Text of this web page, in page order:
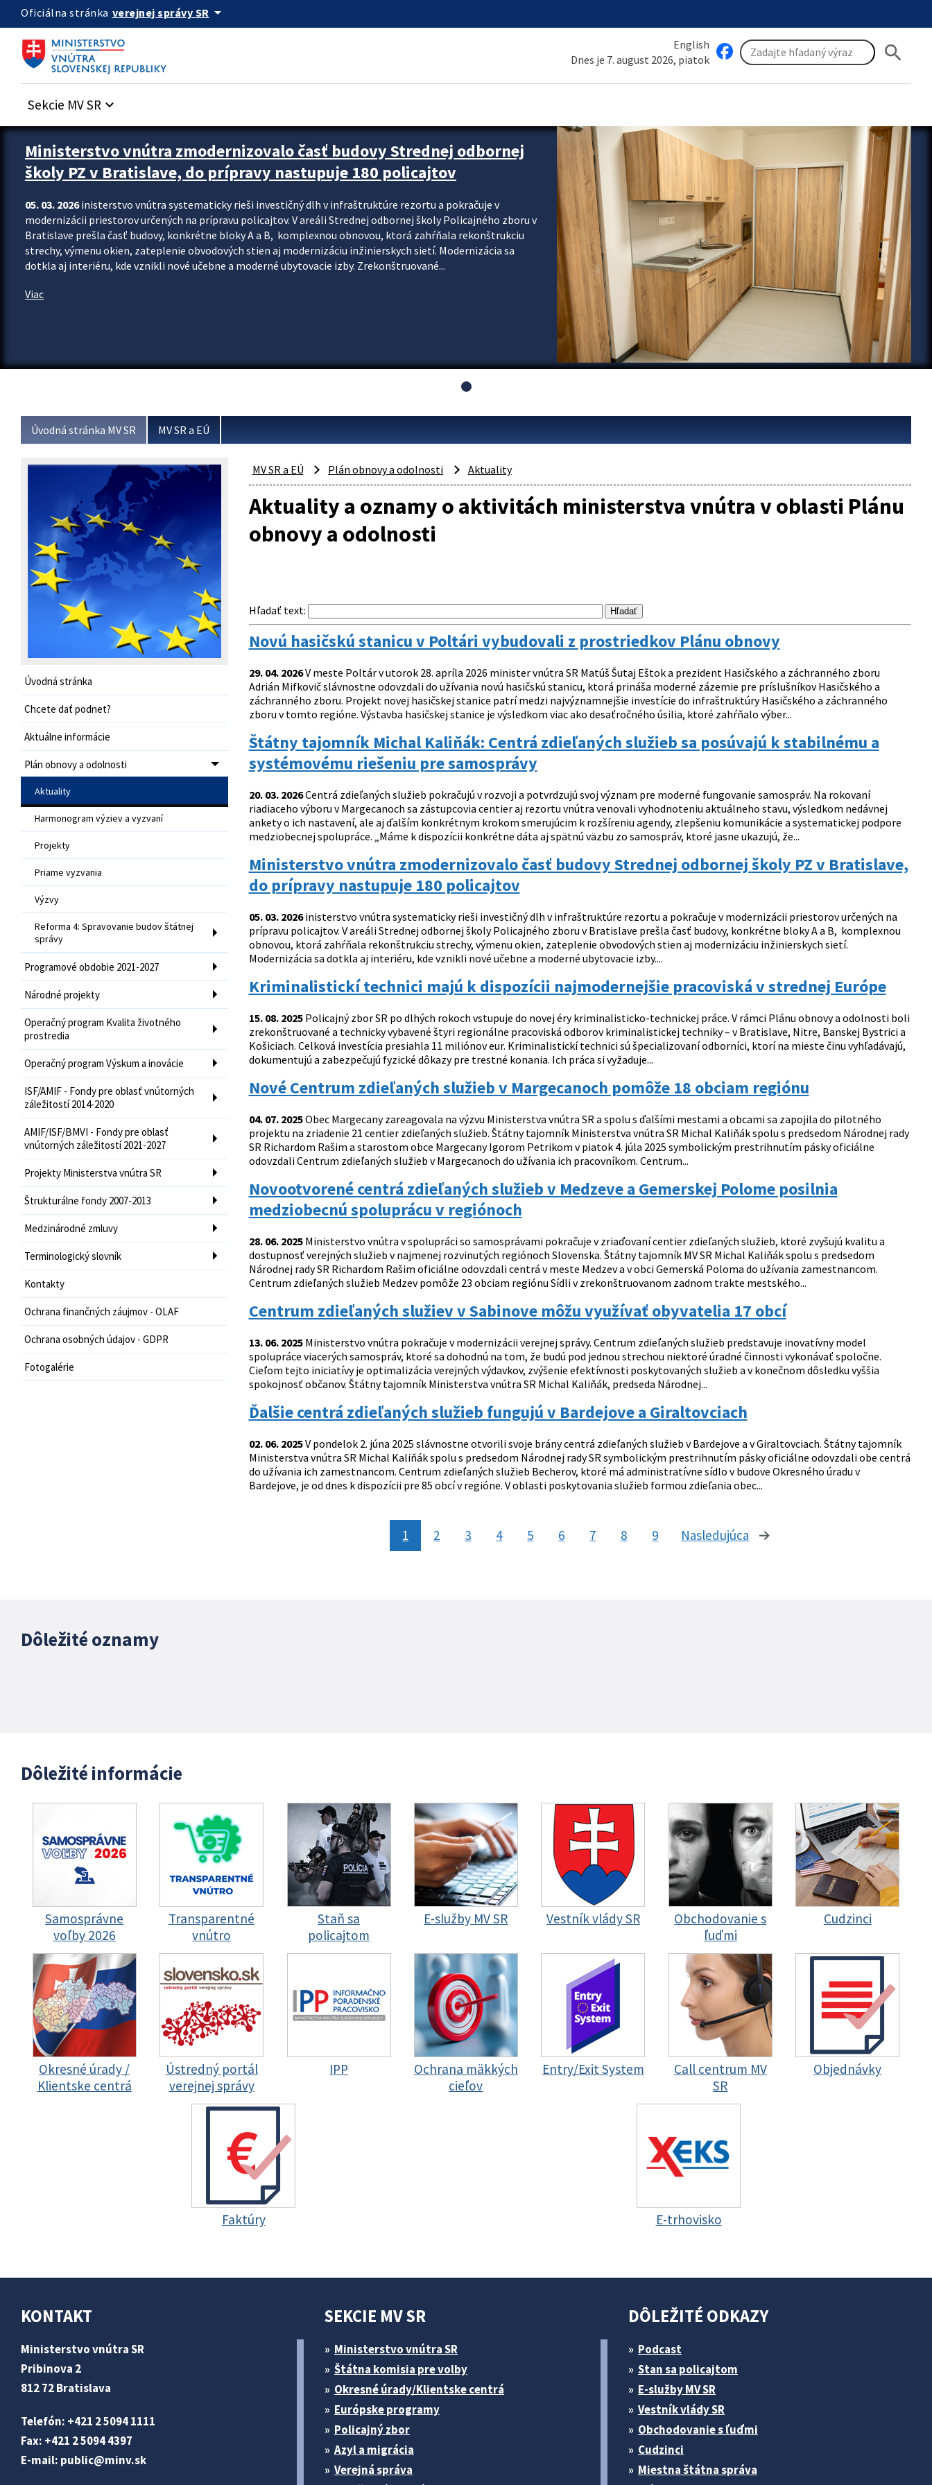
Preskocit na hlavný obsah
Oficiálna stránka verejnej správy SR arrow_drop_down
English
Dnes je 7. august 2026, piatok
search
Sekcie MV SR keyboard_arrow_down
Ministerstvo vnútra zmodernizovalo časť budovy Strednej odbornej
školy PZ v Bratislave, do prípravy nastupuje 180 policajtov
05. 03. 2026inisterstvo vnútra systematicky rieši investičný dlh v infraštruktúre rezortu a pokračuje v
modernizácii priestorov určených na prípravu policajtov. V areáli Strednej odbornej školy Policajného zboru v
Bratislave prešla časť budovy, konkrétne bloky A a B, komplexnou obnovou, ktorá zahŕňala rekonštrukciu
strechy, výmenu okien, zateplenie obvodových stien aj modernizáciu inžinierskych sietí. Modernizácia sa
dotkla aj interiéru, kde vznikli nové učebne a moderné ubytovacie izby. Zrekonštruované...
Viac
Úvodná stránka MV SR MV SR a EÚ
Úvodná stránka
Chcete dať podnet?
Aktuálne informácie
Plán obnovy a odolnosti
Aktuality
Harmonogram výziev a vyzvaní
Projekty
Priame vyzvania
Výzvy
Reforma 4: Spravovanie budov štátnej
správy
Programové obdobie 2021-2027
Národné projekty
Operačný program Kvalita životného
prostredia
Operačný program Výskum a inovácie
ISF/AMIF - Fondy pre oblasť vnútorných
záležitostí 2014-2020
AMIF/ISF/BMVI - Fondy pre oblasť
vnútorných záležitostí 2021-2027
Projekty Ministerstva vnútra SR
Štrukturálne fondy 2007-2013
Medzinárodné zmluvy
Terminologický slovník
Kontakty
Ochrana finančných záujmov - OLAF
Ochrana osobných údajov - GDPR
Fotogalérie
MV SR a EÚ Plán obnovy a odolnosti Aktuality
Aktuality a oznamy o aktivitách ministerstva vnútra v oblasti Plánu
obnovy a odolnosti
Hľadať text:
Novú hasičskú stanicu v Poltári vybudovali z prostriedkov Plánu obnovy
29. 04. 2026V meste Poltár v utorok 28. apríla 2026 minister vnútra SR Matúš Šutaj Eštok a prezident Hasičského a záchranného zboru
Adrián Mifkovič slávnostne odovzdali do užívania novú hasičskú stanicu, ktorá prináša moderné zázemie pre príslušníkov Hasičského a
záchranného zboru. Projekt novej hasičskej stanice patrí medzi najvýznamnejšie investície do infraštruktúry Hasičského a záchranného
zboru v tomto regióne. Výstavba hasičskej stanice je výsledkom viac ako desaťročného úsilia, ktoré zahŕňalo výber...
Štátny tajomník Michal Kaliňák: Centrá zdieľaných služieb sa posúvajú k stabilnému a
systémovému riešeniu pre samosprávy
20. 03. 2026Centrá zdieľaných služieb pokračujú v rozvoji a potvrdzujú svoj význam pre moderné fungovanie samospráv. Na rokovaní
riadiaceho výboru v Margecanoch sa zástupcovia centier aj rezortu vnútra venovali vyhodnoteniu aktuálneho stavu, výsledkom nedávnej
ankety o ich nastavení, ale aj ďalším konkrétnym krokom smerujúcim k rozšíreniu agendy, zlepšeniu komunikácie a systematickej podpore
medziobecnej spolupráce. „Máme k dispozícii konkrétne dáta aj spätnú väzbu zo samospráv, ktoré jasne ukazujú, že...
Ministerstvo vnútra zmodernizovalo časť budovy Strednej odbornej školy PZ v Bratislave,
do prípravy nastupuje 180 policajtov
05. 03. 2026inisterstvo vnútra systematicky rieši investičný dlh v infraštruktúre rezortu a pokračuje v modernizácii priestorov určených na
prípravu policajtov. V areáli Strednej odbornej školy Policajného zboru v Bratislave prešla časť budovy, konkrétne bloky A a B, komplexnou
obnovou, ktorá zahŕňala rekonštrukciu strechy, výmenu okien, zateplenie obvodových stien aj modernizáciu inžinierskych sietí.
Modernizácia sa dotkla aj interiéru, kde vznikli nové učebne a moderné ubytovacie izby....
Kriminalistickí technici majú k dispozícii najmodernejšie pracoviská v strednej Európe
15. 08. 2025Policajný zbor SR po dlhých rokoch vstupuje do novej éry kriminalisticko-technickej práce. V rámci Plánu obnovy a odolnosti boli
zrekonštruované a technicky vybavené štyri regionálne pracoviská odborov kriminalistickej techniky – v Bratislave, Nitre, Banskej Bystrici a
Košiciach. Celková investícia presiahla 11 miliónov eur. Kriminalistickí technici sú špecializovaní odborníci, ktorí na mieste činu vyhľadávajú,
dokumentujú a zabezpečujú fyzické dôkazy pre trestné konania. Ich práca si vyžaduje...
Nové Centrum zdieľaných služieb v Margecanoch pomôže 18 obciam regiónu
04. 07. 2025Obec Margecany zareagovala na výzvu Ministerstva vnútra SR a spolu s ďalšími mestami a obcami sa zapojila do pilotného
projektu na zriadenie 21 centier zdieľaných služieb. Štátny tajomník Ministerstva vnútra SR Michal Kaliňák spolu s predsedom Národnej rady
SR Richardom Rašim a starostom obce Margecany Igorom Petrikom v piatok 4. júla 2025 symbolickým prestrihnutím pásky oficiálne
odovzdali Centrum zdieľaných služieb v Margecanoch do užívania ich pracovníkom. Centrum...
Novootvorené centrá zdieľaných služieb v Medzeve a Gemerskej Polome posilnia
medziobecnú spoluprácu v regiónoch
28. 06. 2025Ministerstvo vnútra v spolupráci so samosprávami pokračuje v zriaďovaní centier zdieľaných služieb, ktoré zvyšujú kvalitu a
dostupnosť verejných služieb v najmenej rozvinutých regiónoch Slovenska. Štátny tajomník MV SR Michal Kaliňák spolu s predsedom
Národnej rady SR Richardom Rašim oficiálne odovzdali centrá v meste Medzev a v obci Gemerská Poloma do užívania zamestnancom.
Centrum zdieľaných služieb Medzev pomôže 23 obciam regiónu Sídli v zrekonštruovanom zadnom trakte mestského...
Centrum zdieľaných služiev v Sabinove môžu využívať obyvatelia 17 obcí
13. 06. 2025Ministerstvo vnútra pokračuje v modernizácii verejnej správy. Centrum zdieľaných služieb predstavuje inovatívny model
spolupráce viacerých samospráv, ktoré sa dohodnú na tom, že budú pod jednou strechou niektoré úradné činnosti vykonávať spoločne.
Cieľom tejto iniciatívy je optimalizácia verejných výdavkov, zvýšenie efektívnosti poskytovaných služieb a v konečnom dôsledku vyššia
spokojnosť občanov. Štátny tajomník Ministerstva vnútra SR Michal Kaliňák, predseda Národnej...
Ďalšie centrá zdieľaných služieb fungujú v Bardejove a Giraltovciach
02. 06. 2025V pondelok 2. júna 2025 slávnostne otvorili svoje brány centrá zdieľaných služieb v Bardejove a v Giraltovciach. Štátny tajomník
Ministerstva vnútra SR Michal Kaliňák spolu s predsedom Národnej rady SR symbolickým prestrihnutím pásky oficiálne odovzdali obe centrá
do užívania ich zamestnancom. Centrum zdieľaných služieb Becherov, ktoré má administratívne sídlo v budove Okresného úradu v
Bardejove, je od dnes k dispozícii pre 85 obcí v regióne. V oblasti poskytovania služieb formou zdieľania obec...
1 2 3 4 5 6 7 8 9 Nasledujúca stránka
Dôležité oznamy
Dôležité informácie
Samosprávne
voľby 2026
Transparentné
vnútro
Staň sa
policajtom
E-služby MV SR Vestník vlády SR
Obchodovanie s
ľuďmi
Cudzinci
Okresné úrady /
Klientske centrá
Ústredný portál
verejnej správy
IPP
Ochrana mäkkých
cieľov
Entry/Exit System
Call centrum MV
SR
Objednávky
Faktúry E-trhovisko
KONTAKT
Ministerstvo vnútra SR
Pribinova 2
812 72 Bratislava
Telefón: +421 2 5094 1111
Fax: +421 2 5094 4397
E-mail: public@minv.sk
SEKCIE MV SR
Ministerstvo vnútra SR
Štátna komisia pre volby
Okresné úrady/Klientske centrá
Európske programy
Policajný zbor
Azyl a migrácia
Verejná správa
DÔLEŽITÉ ODKAZY
Podcast
Stan sa policajtom
E-služby MV SR
Vestník vlády SR
Obchodovanie s ľuďmi
Cudzinci
Miestna štátna správa